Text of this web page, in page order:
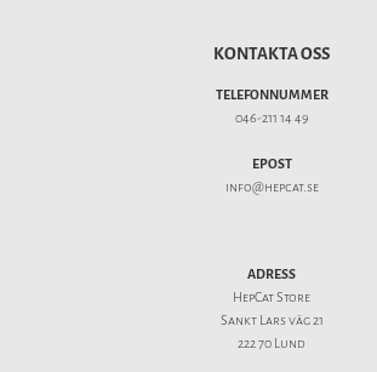
KONTAKTA OSS
TELEFONNUMMER
046-211 14 49
EPOST
info@hepcat.se
ADRESS
HepCat Store
Sankt Lars väg 21
222 70 Lund